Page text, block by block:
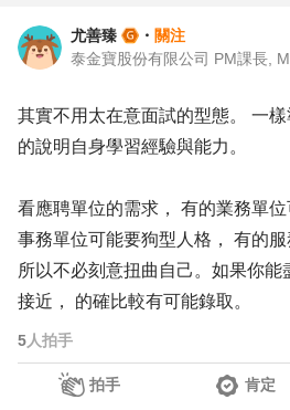
尤善臻 ・ 關注
其實不用太在意面試的型態。 一
的說明自身學習經驗與能力。
看應聘單位的需求， 有的業務單
事務單位可能要狗型人格， 有的服
所以不必刻意扭曲自己。如果你
接近， 的確比較有可能錄取。
5人拍手
拍手 肯定